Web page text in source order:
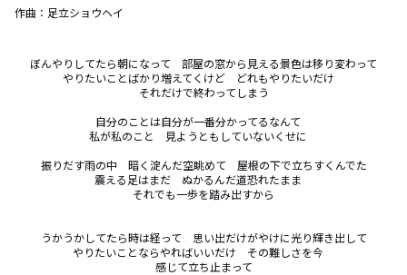
作曲： 足立ショウヘイ
ぼんやりしてたら朝になって　部屋の窓から見える景色は移り変わって
やりたいことばかり増えてくけど　どれもやりたいだけ
それだけで終わってしまう
自分のことは自分が一番分かってるなんて
私が私のこと　見ようともしていないくせに
振りだす雨の中　暗く淀んだ空眺めて　屋根の下で立ちすくんでた
震える足はまだ　ぬかるんだ道恐れたまま
それでも一歩を踏み出すから
うかうかしてたら時は経って　思い出だけがやけに光り輝き出して
やりたいことならやればいいだけ　その難しさを今
感じて立ち止まって